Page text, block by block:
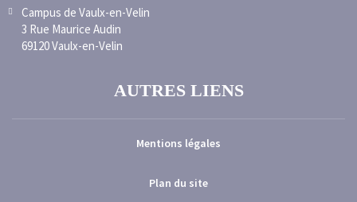
Campus de Vaulx-en-Velin
3 Rue Maurice Audin
69120 Vaulx-en-Velin
AUTRES LIENS
Mentions légales
Plan du site